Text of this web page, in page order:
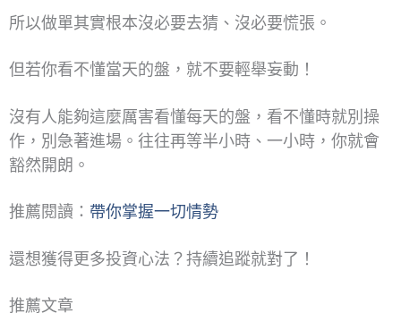
所以做單其實根本沒必要去猜、沒必要慌張。
但若你看不懂當天的盤，就不要輕舉妄動！
沒有人能夠這麼厲害看懂每天的盤，看不懂時就別操
作，別急著進場。往往再等半小時、一小時，你就會
豁然開朗。
推薦閱讀： 帶你掌握一切情勢
還想獲得更多投資心法？持續追蹤就對了！
推薦文章